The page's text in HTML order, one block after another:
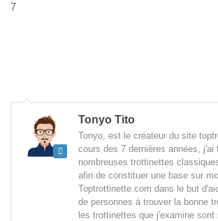
7
Tonyo Tito
Tonyo, est le créateur du site
cours des 7 dernières années, j'ai
nombreuses trottinettes
afin de constituer une base sur
Toptrottinette.com dans le but
de personnes à trouver la bonne
les trottinettes que j'examine sont